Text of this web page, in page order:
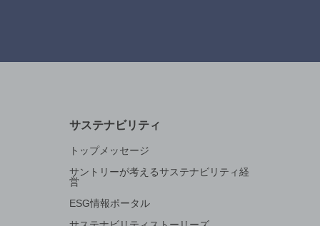
サステナビリティ
トップメッセージ
サントリーが考えるサステナビリティ経
営
ESG情報ポータル